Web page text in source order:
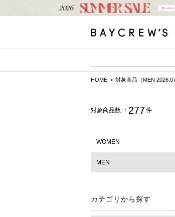
HOME 対象商品（MEN
対象商品数 ： 277件
WOMEN
MEN
カテゴリから探す